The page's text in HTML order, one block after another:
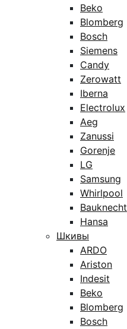
Beko
Blomberg
Bosch
Siemens
Candy
Zerowatt
Iberna
Electrolux
Aeg
Zanussi
Gorenje
LG
Samsung
Whirlpool
Bauknecht
Hansa
Шкивы
ARDO
Ariston
Indesit
Beko
Blomberg
Bosch